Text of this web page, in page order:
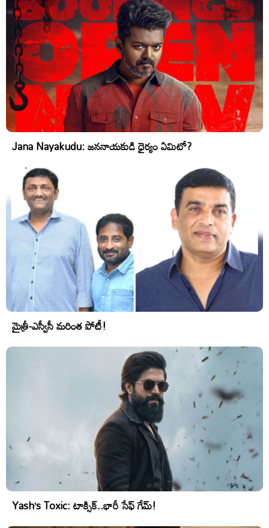
Jana Nayakudu: జననాయకుడి ధైర్యం ఏమిటో?
మైత్రీ-ఎస్వీసీ మరింత పోటీ!
Yash’s Toxic: టాక్సిక్..భారీ సేఫ్ గేమ్!